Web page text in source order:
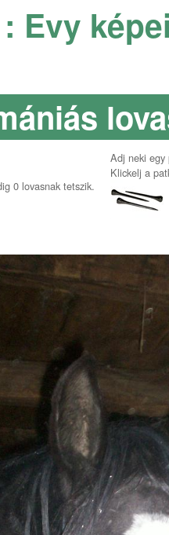
Evy
0 lovasnak tetszik.
Adj neki
Klickelj a